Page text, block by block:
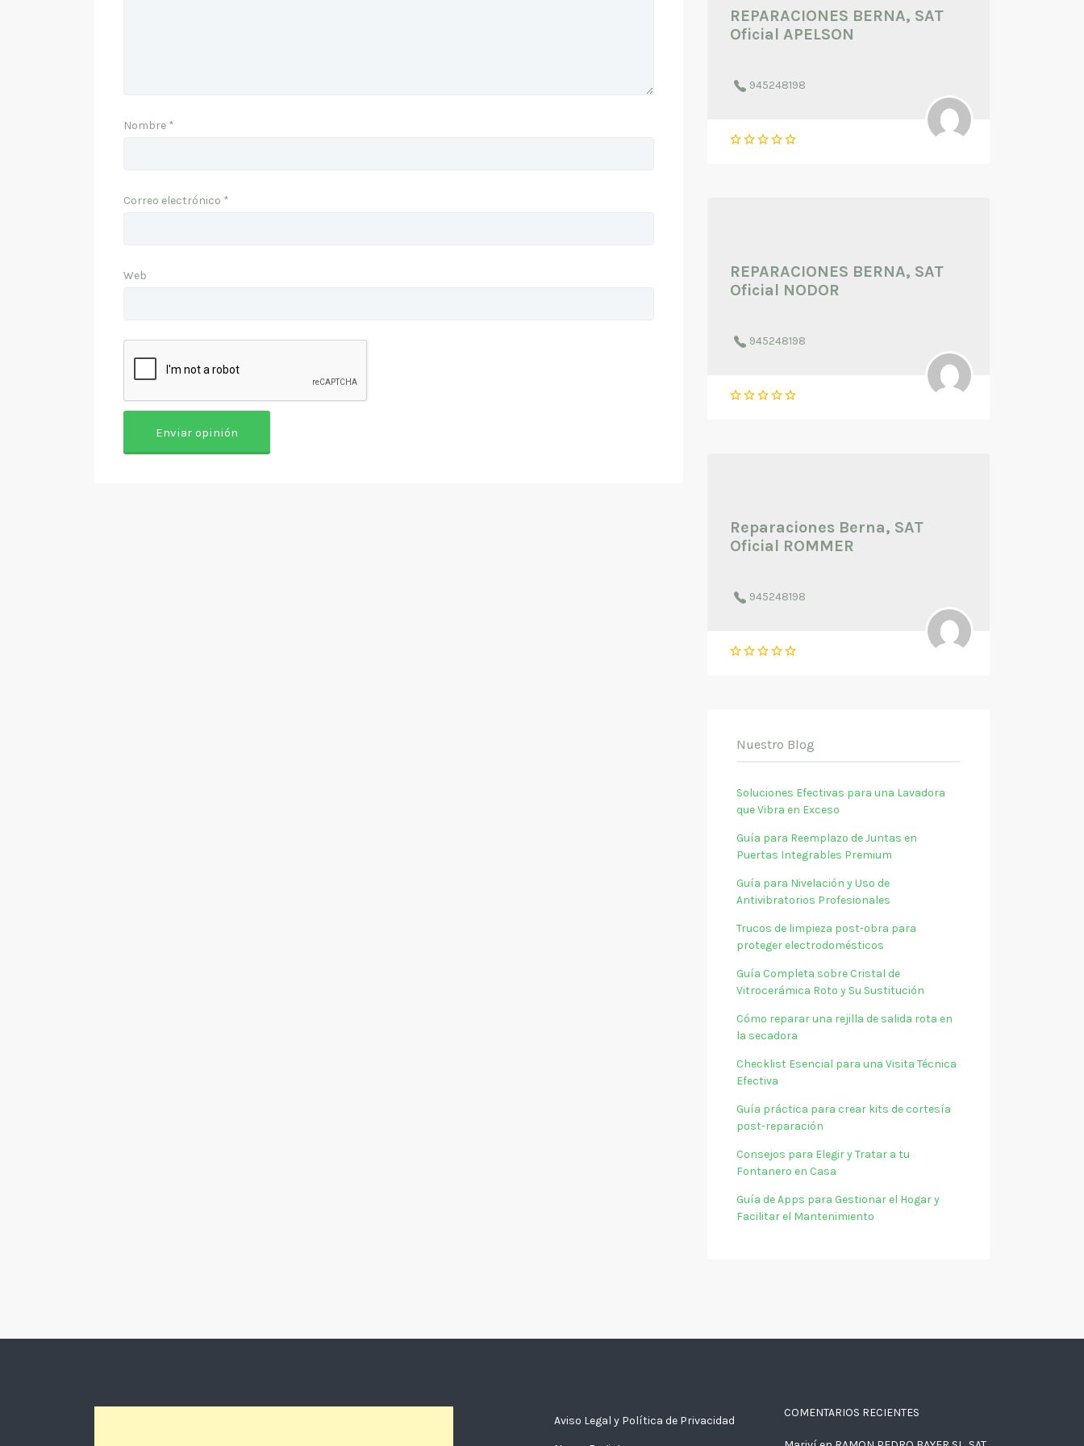
Nombre *
Correo electrónico *
Web
REPARACIONES BERNA, SAT
Oficial APELSON
945248198
REPARACIONES BERNA, SAT
Oficial NODOR
945248198
Reparaciones Berna, SAT
Oficial ROMMER
945248198
Nuestro Blog
Soluciones Efectivas para una Lavadora
que Vibra en Exceso
Guía para Reemplazo de Juntas en
Puertas Integrables Premium
Guía para Nivelación y Uso de
Antivibratorios Profesionales
Trucos de limpieza post-obra para
proteger electrodomésticos
Guía Completa sobre Cristal de
Vitrocerámica Roto y Su Sustitución
Cómo reparar una rejilla de salida rota en
la secadora
Checklist Esencial para una Visita Técnica
Efectiva
Guía práctica para crear kits de cortesía
post-reparación
Consejos para Elegir y Tratar a tu
Fontanero en Casa
Guía de Apps para Gestionar el Hogar y
Facilitar el Mantenimiento
Aviso Legal y Política de Privacidad
COMENTARIOS RECIENTES